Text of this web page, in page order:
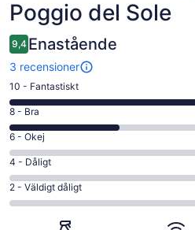
Poggio del Sole
9,4 Enastående
3 recensioner
10
-
Fantastiskt
i
betyg.
2
av
3
10 - Fantastiskt
8
-
Bra
i
betyg.
1
av
8 - Bra
6
-
Okej
i
betyg.
6 - Okej
4
-
Dåligt
i
4 - Dåligt
2
-
2 - Väldigt dåligt